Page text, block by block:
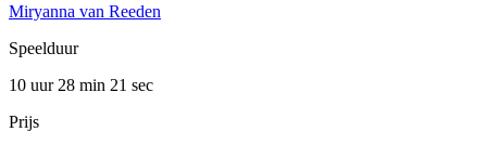
Miryanna van Reeden
Speelduur
10 uur 28 min 21 sec
Prijs